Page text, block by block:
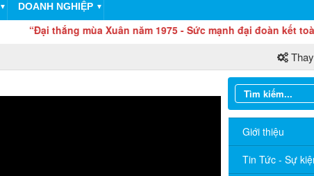
▼ DOANH NGHIỆP ▼
“Đại thắng mùa Xuân năm 1975 - Sức mạnh đại đoàn kết toàn
Giới thiệu
Tin Tức - Sự
Sở Ngoại vụ
hợp đồng thực
năm 2026